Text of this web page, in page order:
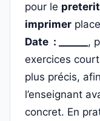
pour le
imprimer
Date : ______ ,
exercices
plus précis,
l’enseignant
concret. En